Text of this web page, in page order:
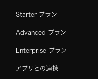
Starter プラン
Advanced プラン
Enterprise プラン
アプリとの連携